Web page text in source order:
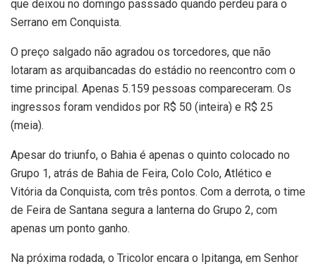
que deixou no domingo passsado quando perdeu para o
Serrano em Conquista.
O preço salgado não agradou os torcedores, que não
lotaram as arquibancadas do estádio no reencontro com o
time principal. Apenas 5.159 pessoas compareceram. Os
ingressos foram vendidos por R$ 50 (inteira) e R$ 25
(meia).
Apesar do triunfo, o Bahia é apenas o quinto colocado no
Grupo 1, atrás de Bahia de Feira, Colo Colo, Atlético e
Vitória da Conquista, com três pontos. Com a derrota, o time
de Feira de Santana segura a lanterna do Grupo 2, com
apenas um ponto ganho.
Na próxima rodada, o Tricolor encara o Ipitanga, em Senhor